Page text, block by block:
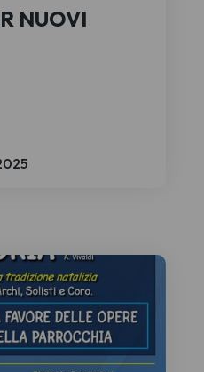
NUOVI